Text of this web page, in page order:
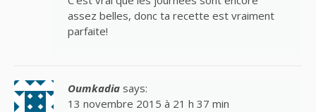
assez belles, donc ta recette est vraiment
parfaite!
Oumkadia says:
13 novembre 2015 à 21 h 37 min